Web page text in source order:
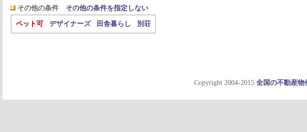
その他の条件 その他の条件を指定しない
ペット可 デザイナーズ 田舎暮らし 別荘
Copyright 2004-2015 全国の不動産物